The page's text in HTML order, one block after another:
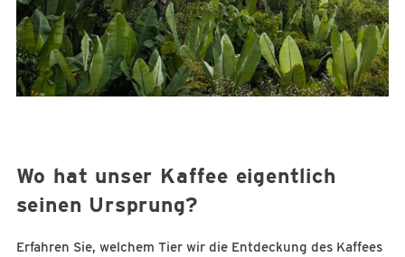
Wo hat unser Kaffee eigentlich
seinen Ursprung?
Erfahren Sie, welchem Tier wir die Entdeckung des Kaffees